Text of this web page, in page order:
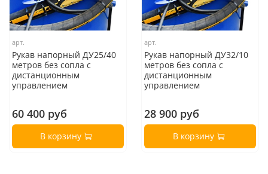
арт.
Рукав напорный ДУ25/40
метров без сопла с
дистанционным
управлением
60 400 руб
В корзину
арт.
Рукав напорный ДУ32/10
метров без сопла с
дистанционным
управлением
28 900 руб
В корзину